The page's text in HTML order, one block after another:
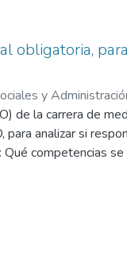
obligatoria,
y
de la carrera de
analizar si
competencias
cualitativo-
físico completo,
sugieren que